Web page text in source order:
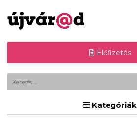
Előfizetés
Kategóriák